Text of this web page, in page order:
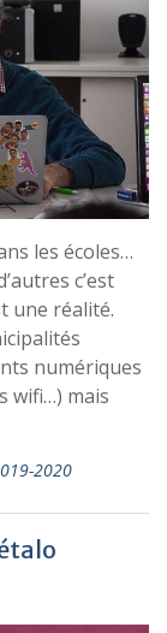
les écoles…
c’est
une réalité.
numériques
wifi…) mais
2020